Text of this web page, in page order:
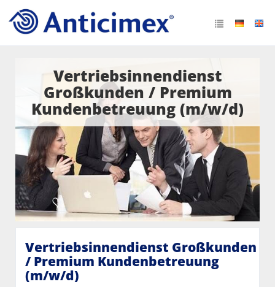
Vertriebsinnendienst
Großkunden / Premium
Kundenbetreuung (m/w/d)
Vertriebsinnendienst Großkunden
/ Premium Kundenbetreuung
(m/w/d)